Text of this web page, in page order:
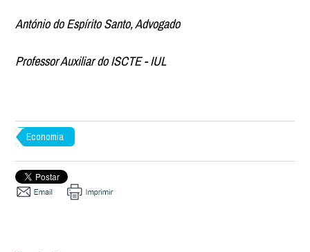
António do Espírito Santo,Advogado
Professor Auxiliar do ISCTE - IUL
Economia